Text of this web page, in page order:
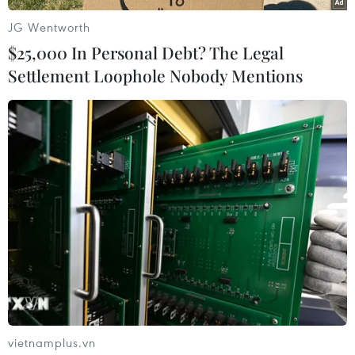
#tin tặc #Chính phủ Phần Lan
#Volodymyr Zelensky
#Hacker
Phần Lan
Theo dõi VietnamPlus
JG Wentworth
$25,000 In Personal Debt? The Legal
Settlement Loophole Nobody Mentions
vietnamplus.vn